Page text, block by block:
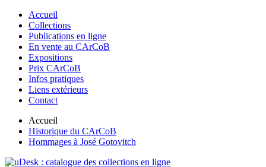
Accueil
Collections
Publications en ligne
En vente au CArCoB
Expositions
Prix CArCoB
Infos pratiques
Liens extérieurs
Contact
Accueil
Historique du CArCoB
Hommages à José Gotovitch